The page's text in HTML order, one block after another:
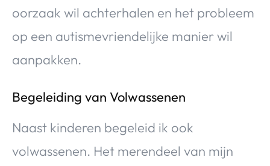
oorzaak wil achterhalen en het probleem
op een autismevriendelijke manier wil
aanpakken.
Begeleiding van Volwassenen
Naast kinderen begeleid ik ook
volwassenen. Het merendeel van mijn